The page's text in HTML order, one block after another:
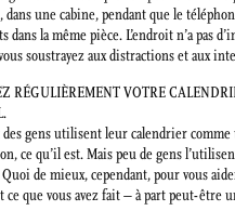
une cabine, pendant que le
dans la même pièce. L’endroit n’a pas
soustrayez aux distractions et aux
RÉGULIÈREMENT VOTRE
des gens utilisent leur calendrier
ce qu’il est. Mais peu de gens
de mieux, cependant, pour vous
ce que vous avez fait – à part peut-être